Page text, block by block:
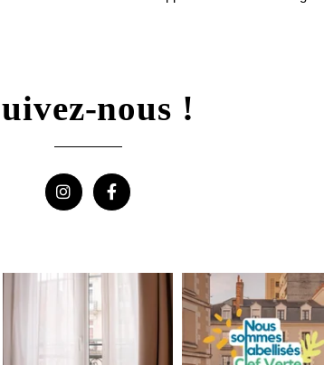
nous !